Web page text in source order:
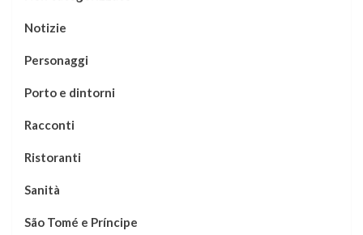
Notizie
Personaggi
Porto e dintorni
Racconti
Ristoranti
Sanità
São Tomé e Príncipe